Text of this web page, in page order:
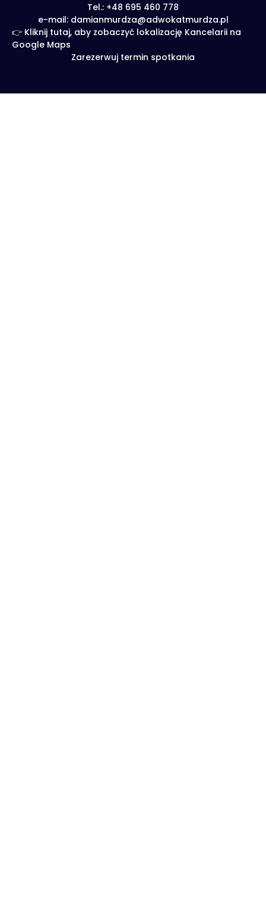
Tel.: +48 695 460 778
e-mail: damianmurdza@adwokatmurdza.pl
👉 Kliknij tutaj, aby zobaczyć lokalizację Kancelarii na
Google Maps
Zarezerwuj termin spotkania